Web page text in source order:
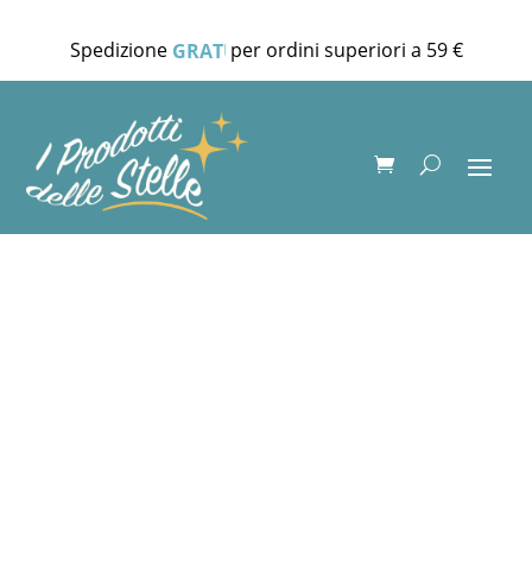
SpedizioneGRATUITAper ordini superiori a 59 €